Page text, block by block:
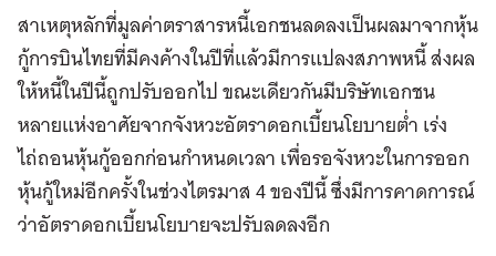
สาเหตุหลักที่มูลค่าตราสารหนี้เอกชนลดลงเป็นผลมาจากหุ้น
กู้การบินไทยที่มีคงค้างในปีที่แล้วมีการแปลงสภาพหนี้ ส่งผล
ให้หนี้ในปีนี้ถูกปรับออกไป ขณะเดียวกันมีบริษัทเอกชน
หลายแห่งอาศัยจากจังหวะอัตราดอกเบี้ยนโยบายต่ำ เร่ง
ไถ่ถอนหุ้นกู้ออกก่อนกำหนดเวลา เพื่อรอจังหวะในการออก
หุ้นกู้ใหม่อีกครั้งในช่วงไตรมาส 4 ของปีนี้ ซึ่งมีการคาดการณ์
ว่าอัตราดอกเบี้ยนโยบายจะปรับลดลงอีก